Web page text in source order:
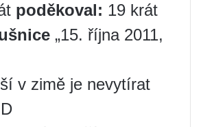
poděkoval: 19 krát
„15. října 2011,
v zimě je nevytírat